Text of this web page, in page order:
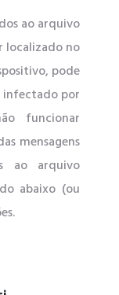
ao arquivo
localizado no
pode
infectado por
funcionar
mensagens
ao arquivo
abaixo (ou